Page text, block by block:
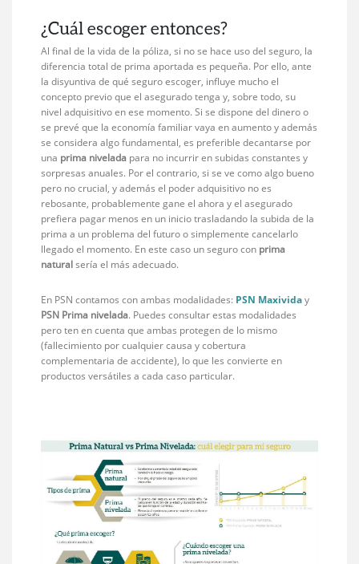
¿Cuál escoger entonces?
Al final de la vida de la póliza, si no se hace uso del seguro, la
diferencia total de prima aportada es pequeña. Por ello, ante
la disyuntiva de qué seguro escoger, influye mucho el
concepto previo que el asegurado tenga y, sobre todo, su
nivel adquisitivo en ese momento. Si se dispone del dinero o
se prevé que la economía familiar vaya en aumento y además
se considera algo fundamental, es preferible decantarse por
una prima nivelada para no incurrir en subidas constantes y
sorpresas anuales. Por el contrario, si se ve como algo bueno
pero no crucial, y además el poder adquisitivo no es
rebosante, probablemente gane el ahora y el asegurado
prefiera pagar menos en un inicio trasladando la subida de la
prima a un problema del futuro o simplemente cancelarlo
llegado el momento. En este caso un seguro con prima
naturalsería el más adecuado.
En PSN contamos con ambas modalidades: PSN Maxividay
PSN Prima nivelada. Puedes consultar estas modalidades
pero ten en cuenta que ambas protegen de lo mismo
(fallecimiento por cualquier causa y cobertura
complementaria de accidente), lo que les convierte en
productos versátiles a cada caso particular.